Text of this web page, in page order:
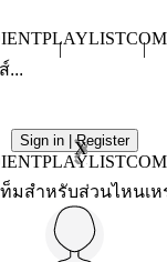
PLAYLIST
Sign in | Register
X
PLAYLIST
ท็มสำหรับส่วนไหนเห